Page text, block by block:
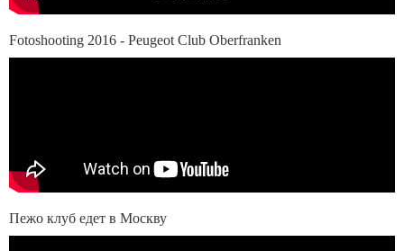
Fotoshooting 2016 - Peugeot Club Oberfranken
Пежо клуб едет в Москву